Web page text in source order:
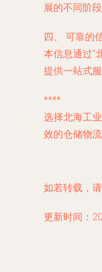
展的不同阶
四、 可靠的
本信息通过“
提供一站式
****
选择北海工
效的仓储物
如若转载，
更新时间：